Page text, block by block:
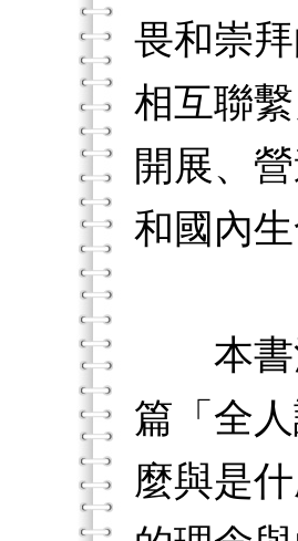
畏和崇
相互聯
開展、
和國內
本書清
篇「全
麼與是